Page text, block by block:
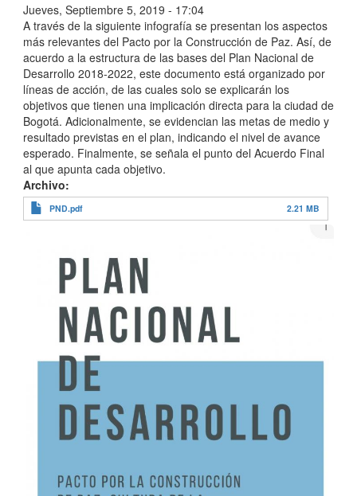
Jueves, Septiembre 5, 2019 - 17:04
A través de la siguiente infografía se presentan los aspectos
más relevantes del Pacto por la Construcción de Paz. Así, de
acuerdo a la estructura de las bases del Plan Nacional de
Desarrollo 2018-2022, este documento está organizado por
líneas de acción, de las cuales solo se explicarán los
objetivos que tienen una implicación directa para la ciudad de
Bogotá. Adicionalmente, se evidencian las metas de medio y
resultado previstas en el plan, indicando el nivel de avance
esperado. Finalmente, se señala el punto del Acuerdo Final
al que apunta cada objetivo.
Archivo
PND.pdf 2.21 MB